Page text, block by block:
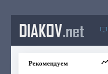
DIAKOV.net
Рекомендуем